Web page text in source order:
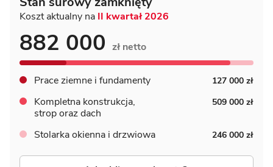
Koszt aktualny na II kwartał 2026
882 000 zł netto
Prace ziemne i fundamenty 127 000 zł
Kompletna konstrukcja,
strop oraz dach
509 000 zł
Stolarka okienna i drzwiowa 246 000 zł